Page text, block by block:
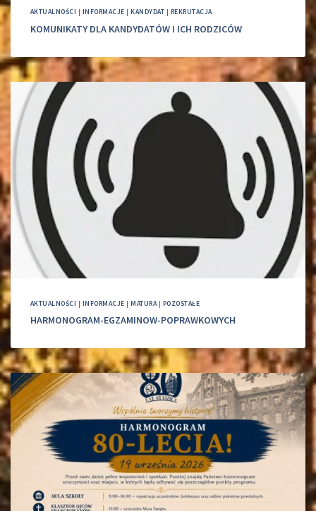
AKTUALNOŚCI | INFORMACJE |KANDYDAT | REKRUTACJA
KOMUNIKATY DLA KANDYDATÓW I ICH RODZICÓW
AKTUALNOŚCI | INFORMACJE |MATURA | POZOSTAŁE
HARMONOGRAM-EGZAMINOW-POPRAWKOWYCH